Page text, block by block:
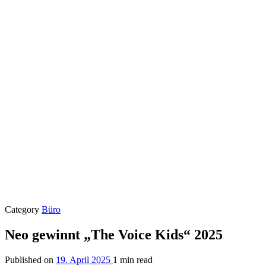
Category Büro
Neo gewinnt „The Voice Kids“ 2025
Published on 19. April 2025 1 min read